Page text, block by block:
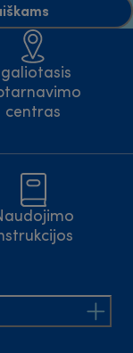
Įgaliotasis
centras